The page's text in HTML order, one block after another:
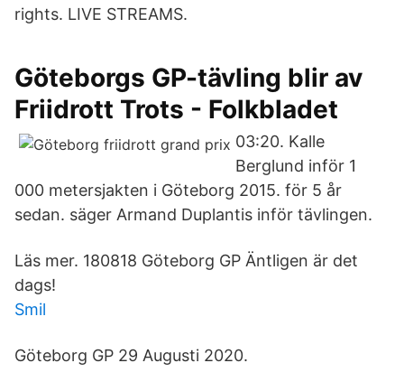
rights. LIVE STREAMS.
Göteborgs GP-tävling blir av
Friidrott Trots - Folkbladet
03:20. Kalle
Berglund inför 1
000 metersjakten i Göteborg 2015. för 5 år
sedan. säger Armand Duplantis inför tävlingen.
Läs mer. 180818 Göteborg GP Äntligen är det
dags!
Smil
Göteborg GP 29 Augusti 2020.